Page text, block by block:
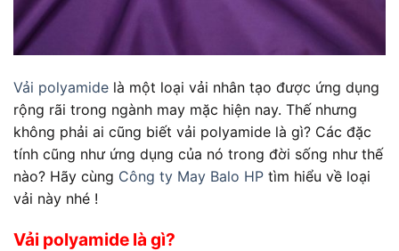
Vải polyamide là một loại vải nhân tạo được ứng dụng
rộng rãi trong ngành may mặc hiện nay. Thế nhưng
không phải ai cũng biết vải polyamide là gì? Các đặc
tính cũng như ứng dụng của nó trong đời sống như thế
nào? Hãy cùng Công ty May Balo HP tìm hiểu về loại
vải này nhé !
Vải polyamide là gì?